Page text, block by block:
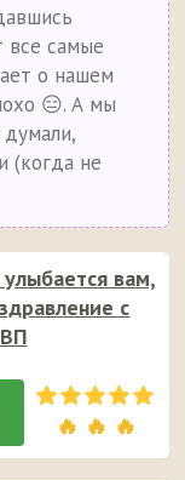
все самые
о нашем
😑. А мы
(когда не
улыбается вам,
с
🔥 🔥 🔥